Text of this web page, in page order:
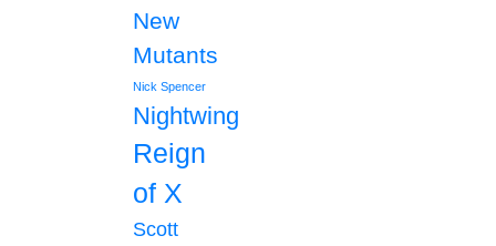
New
Mutants
Nick Spencer
Nightwing
Reign
of X
Scott